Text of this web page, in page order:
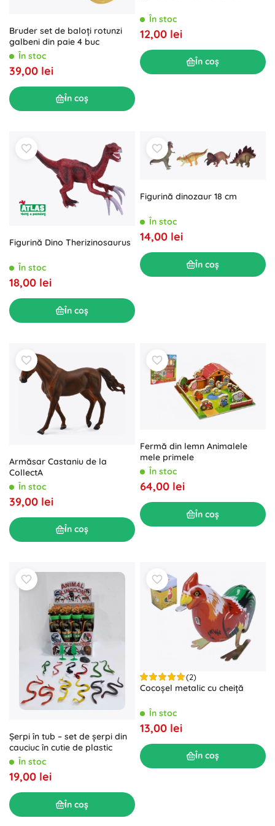
Bruder set de baloți rotunzi
galbeni din paie 4 buc
În stoc
39,00 lei
În coș
În stoc
12,00 lei
În coș
Figurină Dino Therizinosaurus
În stoc
18,00 lei
În coș
Figurină dinozaur 18 cm
În stoc
14,00 lei
În coș
Armăsar Castaniu de la
CollectA
În stoc
39,00 lei
În coș
Fermă din lemn Animalele
mele primele
În stoc
64,00 lei
În coș
Șerpi în tub – set de șerpi din
cauciuc în cutie de plastic
În stoc
19,00 lei
În coș
(2)
Cocoșel metalic cu cheiță
În stoc
13,00 lei
În coș